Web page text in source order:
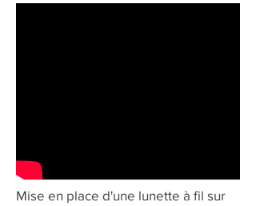
Mise en place d'une lunette à fil sur